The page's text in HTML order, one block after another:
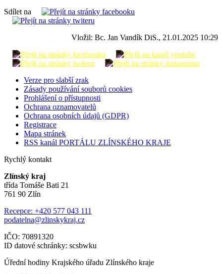
Sdílet na
Vložil: Bc. Jan Vandík DiS., 21.01.2025 10:29
Verze pro slabší zrak
Zásady používání souborů cookies
Prohlášení o přístupnosti
Ochrana oznamovatelů
Ochrana osobních údajů (GDPR)
Registrace
Mapa stránek
RSS kanál PORTÁLU ZLÍNSKÉHO KRAJE
Rychlý kontakt
Zlínský kraj
třída Tomáše Bati 21
761 90 Zlín
Recepce: +420 577 043 111
podatelna@zlinskykraj.cz
IČO: 70891320
ID datové schránky: scsbwku
Úřední hodiny Krajského úřadu Zlínského kraje